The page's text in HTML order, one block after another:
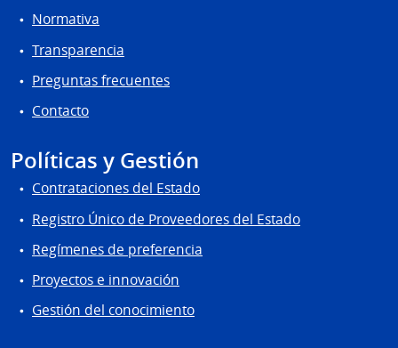
Normativa
Transparencia
Preguntas frecuentes
Contacto
Políticas y Gestión
Contrataciones del Estado
Registro Único de Proveedores del Estado
Regímenes de preferencia
Proyectos e innovación
Gestión del conocimiento